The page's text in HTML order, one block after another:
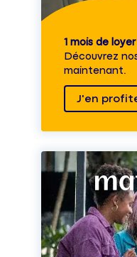
1 mois de
Découvrez
maintenant.
J'en